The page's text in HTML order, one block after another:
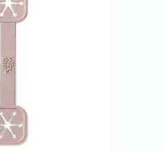
Comprar